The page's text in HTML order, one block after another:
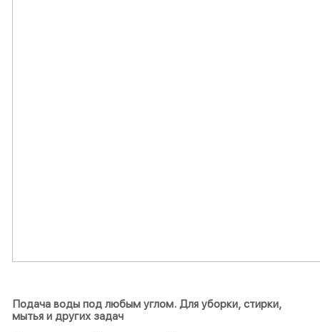
Подача воды под любым углом. Для уборки, стирки,
мытья и других задач